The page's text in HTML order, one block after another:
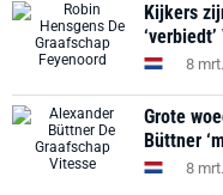
Kijkers
8
Grote
Büttner
8